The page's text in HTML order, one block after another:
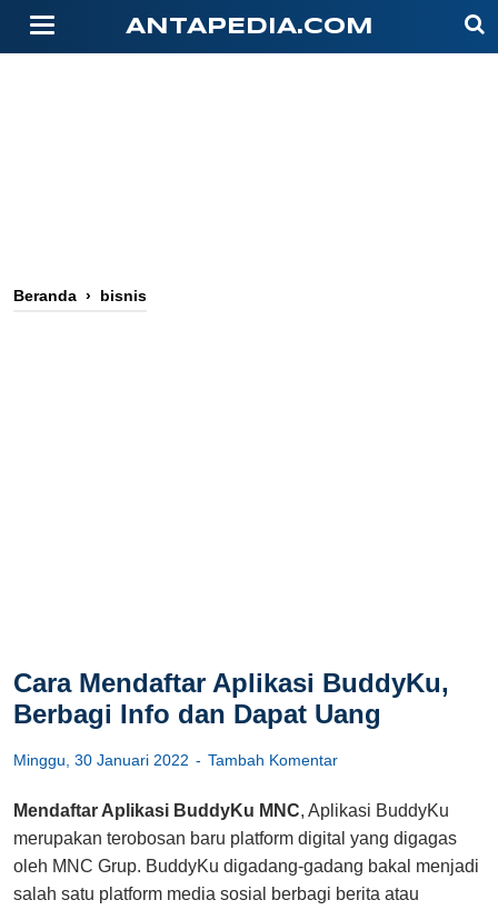
ANTAPEDIA.COM
Beranda › bisnis
Cara Mendaftar Aplikasi BuddyKu,
Berbagi Info dan Dapat Uang
Minggu, 30 Januari 2022 Tambah Komentar
Mendaftar Aplikasi BuddyKu MNC, Aplikasi BuddyKu
merupakan terobosan baru platform digital yang digagas
oleh MNC Grup. BuddyKu digadang-gadang bakal menjadi
salah satu platform media sosial berbagi berita atau